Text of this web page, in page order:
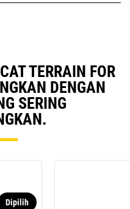
TERRAIN FOR
DENGAN
SERING
Dipilih